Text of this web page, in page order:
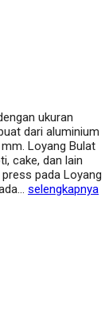
ukuran
dari aluminium
Loyang Bulat
cake, dan lain
pada Loyang
selengkapnya